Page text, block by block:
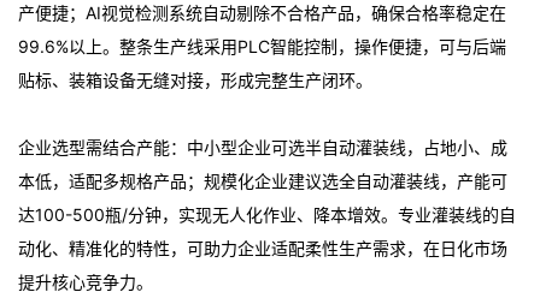
产便捷；AI视觉检测系统自动剔除不合格产品，确保合格率稳定在
99.6%以上。整条生产线采用PLC智能控制，操作便捷，可与后端
贴标、装箱设备无缝对接，形成完整生产闭环。
企业选型需结合产能：中小型企业可选半自动灌装线，占地小、成
本低，适配多规格产品；规模化企业建议选全自动灌装线，产能可
达100-500瓶/分钟，实现无人化作业、降本增效。专业灌装线的自
动化、精准化的特性，可助力企业适配柔性生产需求，在日化市场
提升核心竞争力。